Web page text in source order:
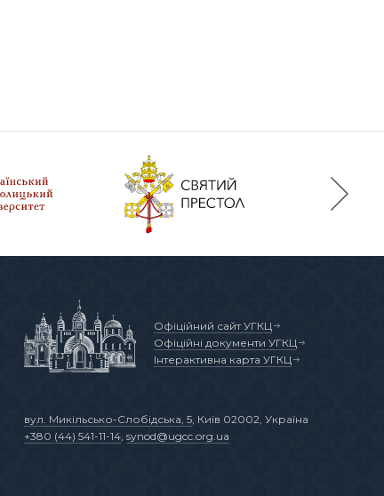
вул. Микільсько-Слобідська, 5 , Київ 02002, Україна
+380 (44) 541-11-14 synod@ugcc.org.ua
Офіційний сайт УГКЦ
Офіційні документи УГКЦ
Інтерактивна карта УГКЦ